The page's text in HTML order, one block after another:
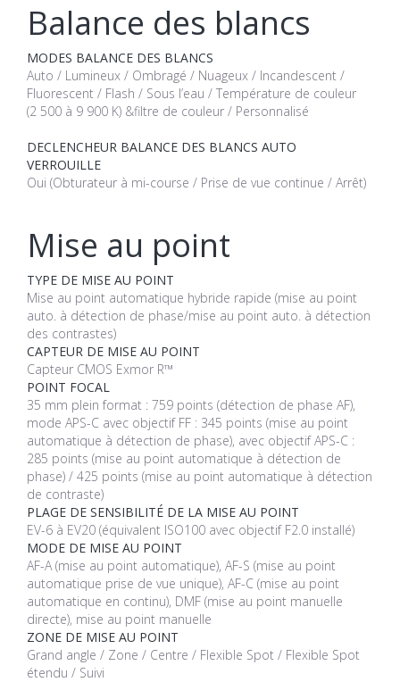
Balance des blancs
MODES BALANCE DES BLANCS
Auto / Lumineux / Ombragé / Nuageux / Incandescent /
Fluorescent / Flash / Sous l’eau / Température de couleur
(2 500 à 9 900 K) &filtre de couleur / Personnalisé
DECLENCHEUR BALANCE DES BLANCS AUTO
VERROUILLE
Oui (Obturateur à mi-course / Prise de vue continue / Arrêt)
Mise au point
TYPE DE MISE AU POINT
Mise au point automatique hybride rapide (mise au point
auto. à détection de phase/mise au point auto. à détection
des contrastes)
CAPTEUR DE MISE AU POINT
Capteur CMOS Exmor R™
POINT FOCAL
35 mm plein format : 759 points (détection de phase AF),
mode APS-C avec objectif FF : 345 points (mise au point
automatique à détection de phase), avec objectif APS-C :
285 points (mise au point automatique à détection de
phase) / 425 points (mise au point automatique à détection
de contraste)
PLAGE DE SENSIBILITÉ DE LA MISE AU POINT
EV-6 à EV20 (équivalent ISO100 avec objectif F2.0 installé)
MODE DE MISE AU POINT
AF-A (mise au point automatique), AF-S (mise au point
automatique prise de vue unique), AF-C (mise au point
automatique en continu), DMF (mise au point manuelle
directe), mise au point manuelle
ZONE DE MISE AU POINT
Grand angle / Zone / Centre / Flexible Spot / Flexible Spot
étendu / Suivi